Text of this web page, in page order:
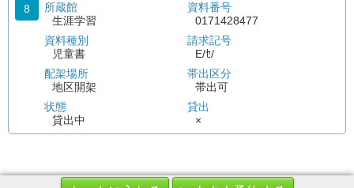
8
所蔵館
生涯学習
資料種別
児童書
配架場所
地区開架
状態
貸出中
資料番号
0171428477
請求記号
E/ｾ/
帯出区分
帯出可
貸出
×